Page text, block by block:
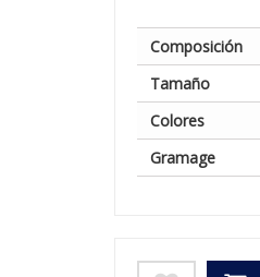
Composición
Tamaño
Colores
Gramage